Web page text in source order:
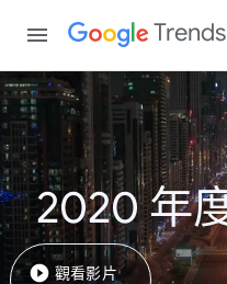
Trends
2020 年
觀看影片